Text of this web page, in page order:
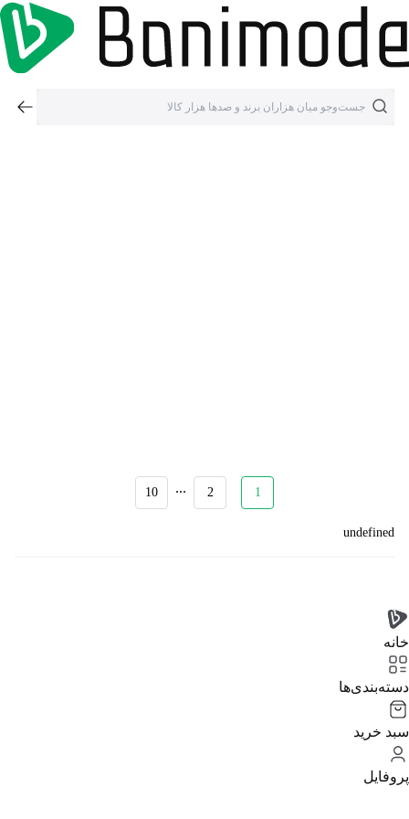
1
2
...
10
undefined
خانه
دسته‌بندی‌‌ها
سبد خرید
پروفایل